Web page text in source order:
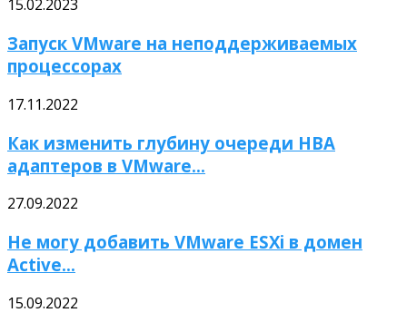
15.02.2023
Запуск VMware на неподдерживаемых
процессорах
17.11.2022
Как изменить глубину очереди HBA
адаптеров в VMware...
27.09.2022
Не могу добавить VMware ESXi в домен
Active...
15.09.2022